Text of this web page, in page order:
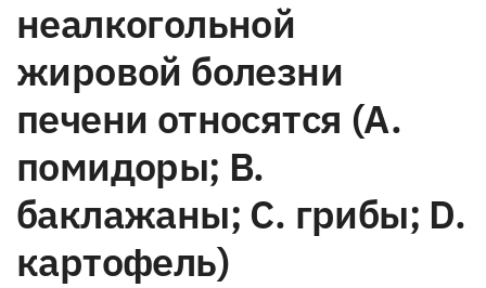
неалкогольной
жировой болезни
печени относятся (A.
помидоры; B.
баклажаны; C. грибы; D.
картофель)